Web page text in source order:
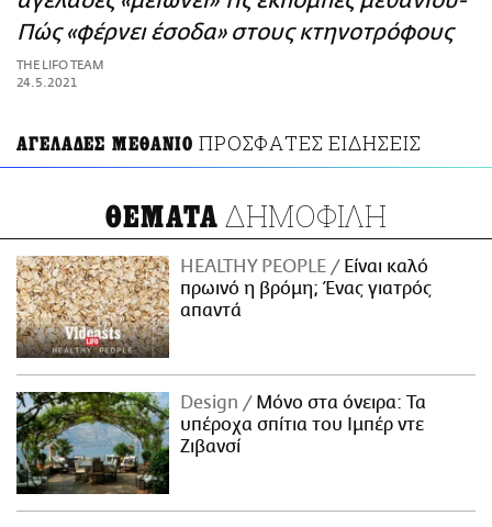
ΑΜΠΑ
PRINT
Πώς «φέρνει έσοδα» στους κτηνοτρόφους
THE LIFO TEAM
24.5.2021
ΑΓΕΛΑΔΕΣ ΜΕΘΑΝΙΟ ΠΡΟΣΦΑΤΕΣ ΕΙΔΗΣΕΙΣ
ΘΕΜΑΤΑ ΔΗΜΟΦΙΛΗ
HEALTHY PEOPLE
Είναι καλό
πρωινό η βρόμη; Ένας γιατρός
απαντά
Design
Μόνο στα όνειρα: Τα
υπέροχα σπίτια του Ιμπέρ ντε
Ζιβανσί